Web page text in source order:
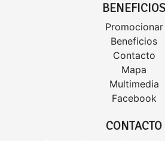
BENEFICIOS
Promocionar
Beneficios
Contacto
Mapa
Multimedia
Facebook
CONTACTO